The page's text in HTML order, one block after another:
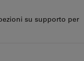
su supporto per